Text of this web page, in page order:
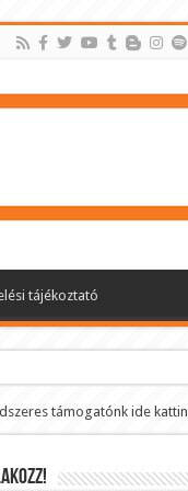
tájékoztató
támogatónk ide